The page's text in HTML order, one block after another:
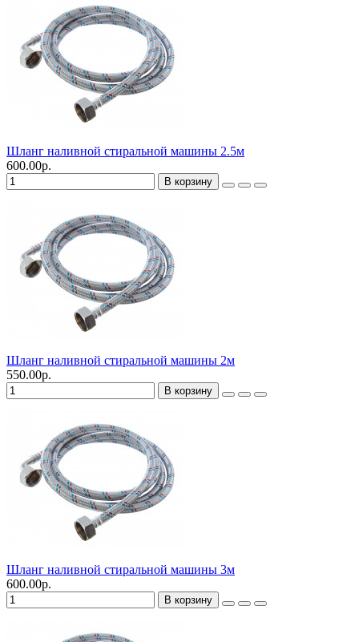
Шланг наливной стиральной машины 2.5м
600.00р.
В корзину
Шланг наливной стиральной машины 2м
550.00р.
В корзину
Шланг наливной стиральной машины 3м
600.00р.
В корзину